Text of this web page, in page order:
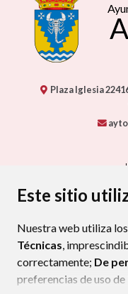
Este sitio
Nuestra web utiliza
Técnicas,
correctamente; De
preferencias de uso de
Plaza Iglesia
PROTECCIÓN